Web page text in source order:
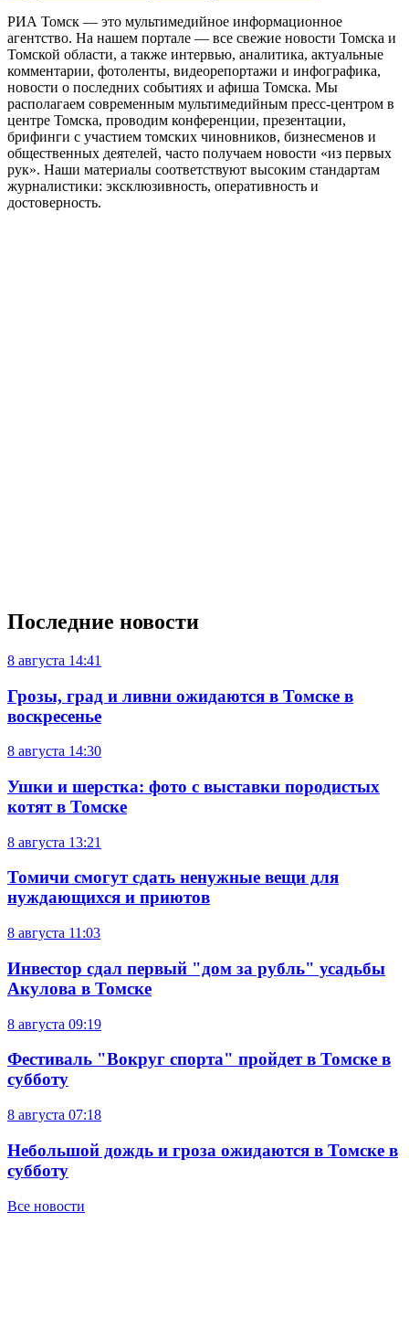
РИА Томск — это мультимедийное информационное
агентство. На нашем портале — все свежие новости Томска и
Томской области, а также интервью, аналитика, актуальные
комментарии, фотоленты, видеорепортажи и инфографика,
новости о последних событиях и афиша Томска. Мы
располагаем современным мультимедийным пресс-центром в
центре Томска, проводим конференции, презентации,
брифинги с участием томских чиновников, бизнесменов и
общественных деятелей, часто получаем новости «из первых
рук». Наши материалы соответствуют высоким стандартам
журналистики: эксклюзивность, оперативность и
достоверность.
Последние новости
8 августа 14:41
Грозы, град и ливни ожидаются в Томске в
воскресенье
8 августа 14:30
Ушки и шерстка: фото с выставки породистых
котят в Томске
8 августа 13:21
Томичи смогут сдать ненужные вещи для
нуждающихся и приютов
8 августа 11:03
Инвестор сдал первый "дом за рубль" усадьбы
Акулова в Томске
8 августа 09:19
Фестиваль "Вокруг спорта" пройдет в Томске в
субботу
8 августа 07:18
Небольшой дождь и гроза ожидаются в Томске в
субботу
Все новости